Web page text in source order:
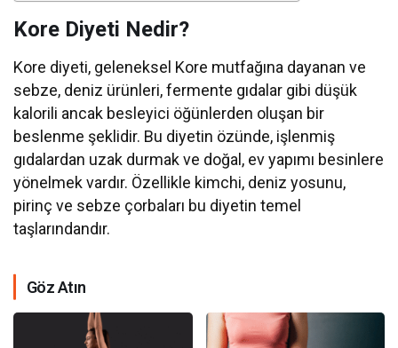
Kore Diyeti Nedir?
Kore diyeti, geleneksel Kore mutfağına dayanan ve
sebze, deniz ürünleri, fermente gıdalar gibi düşük
kalorili ancak besleyici öğünlerden oluşan bir
beslenme şeklidir. Bu diyetin özünde, işlenmiş
gıdalardan uzak durmak ve doğal, ev yapımı besinlere
yönelmek vardır. Özellikle kimchi, deniz yosunu,
pirinç ve sebze çorbaları bu diyetin temel
taşlarındandır.
Göz Atın